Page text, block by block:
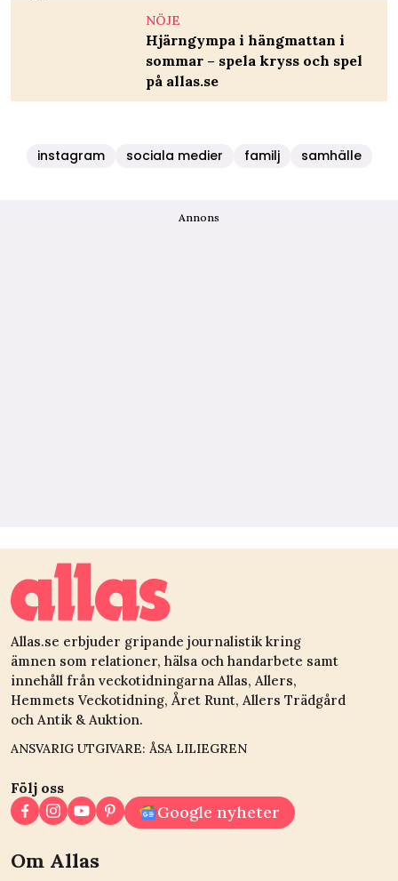
NÖJE
Hjärngympa i hängmattan i
sommar – spela kryss och spel
på allas.se
instagram sociala medier familj samhälle
Annons
Allas.se erbjuder gripande journalistik kring
ämnen som relationer, hälsa och handarbete samt
innehåll från veckotidningarna Allas, Allers,
Hemmets Veckotidning, Året Runt, Allers Trädgård
och Antik & Auktion.
ANSVARIG UTGIVARE: ÅSA LILIEGREN
Följ oss
Google nyheter
Om Allas